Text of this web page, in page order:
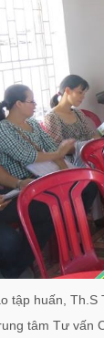
tập huấn, Th.S
tâm Tư vấn